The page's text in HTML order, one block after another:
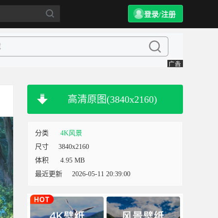
登录/注册
高清原图(3840x2160)
分类
4K风景
尺寸
3840x2160
体积
4.95 MB
最近更新
2026-05-11 20:39:00